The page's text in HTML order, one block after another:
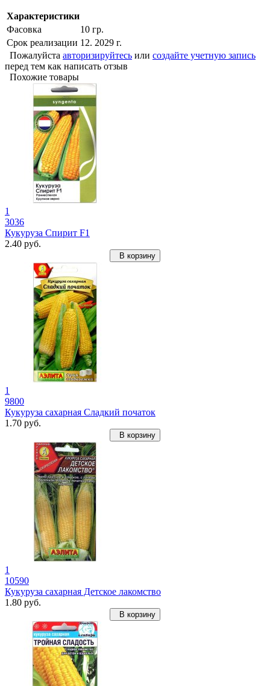
Характеристики
Фасовка
10 гр.
Срок реализации 12. 2029 г.
Пожалуйста авторизируйтесь или создайте учетную запись
перед тем как написать отзыв
Похожие товары
1
3036
Кукуруза Спирит F1
2.40 руб.
В корзину
1
9800
Кукуруза сахарная Сладкий початок
1.70 руб.
В корзину
1
10590
Кукуруза сахарная Детское лакомство
1.80 руб.
В корзину